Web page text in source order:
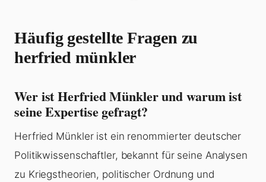
Häufig gestellte Fragen zu
herfried münkler
Wer ist Herfried Münkler und warum ist
seine Expertise gefragt?
Herfried Münkler ist ein renommierter deutscher
Politikwissenschaftler, bekannt für seine Analysen
zu Kriegstheorien, politischer Ordnung und